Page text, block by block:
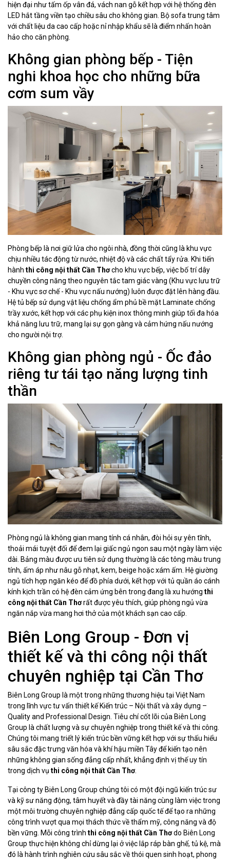
hiện đại như tấm ốp vân đá, vách nan gỗ kết hợp với hệ thống đèn
LED hắt tầng viền tạo chiều sâu cho không gian. Bộ sofa trung tâm
với chất liệu da cao cấp hoặc nỉ nhập khẩu sẽ là điểm nhấn hoàn
hảo cho căn phòng.
Không gian phòng bếp - Tiện
nghi khoa học cho những bữa
cơm sum vầy
Phòng bếp là nơi giữ lửa cho ngôi nhà, đồng thời cũng là khu vực
chịu nhiều tác động từ nước, nhiệt độ và các chất tẩy rửa. Khi tiến
hành thi công nội thất Cần Thơcho khu vực bếp, việc bố trí dây
chuyền công năng theo nguyên tắc tam giác vàng (Khu vực lưu trữ
- Khu vực sơ chế - Khu vực nấu nướng) luôn được đặt lên hàng đầu.
Hệ tủ bếp sử dụng vật liệu chống ẩm phủ bề mặt Laminate chống
trầy xước, kết hợp với các phụ kiện inox thông minh giúp tối đa hóa
khả năng lưu trữ, mang lại sự gọn gàng và cảm hứng nấu nướng
cho người nội trợ.
Không gian phòng ngủ - Ốc đảo
riêng tư tái tạo năng lượng tinh
thần
Phòng ngủ là không gian mang tính cá nhân, đòi hỏi sự yên tĩnh,
thoải mái tuyệt đối để đem lại giấc ngủ ngon sau một ngày làm việc
dài. Bảng màu được ưu tiên sử dụng thường là các tông màu trung
tính, ấm áp như nâu gỗ nhạt, kem, beige hoặc xám ấm. Hệ giường
ngủ tích hợp ngăn kéo để đồ phía dưới, kết hợp với tủ quần áo cánh
kính kịch trần có hệ đèn cảm ứng bên trong đang là xu hướng thi
công nội thất Cần Thơrất được yêu thích, giúp phòng ngủ vừa
ngăn nắp vừa mang hơi thở của một khách sạn cao cấp.
Biên Long Group - Đơn vị
thiết kế và thi công nội thất
chuyên nghiệp tại Cần Thơ
Biên Long Group là một trong những thương hiệu tại Việt Nam
trong lĩnh vực tư vấn thiết kế Kiến trúc – Nội thất và xây dựng –
Quality and Professional Design. Tiêu chí cốt lõi của Biên Long
Group là chất lượng và sự chuyên nghiệp trong thiết kế và thi công.
Chúng tôi mang triết lý kiến trúc bền vững kết hợp với sự thấu hiểu
sâu sắc đặc trưng văn hóa và khí hậu miền Tây để kiến tạo nên
những không gian sống đẳng cấp nhất, khẳng định vị thế uy tín
trong dịch vụ thi công nội thất Cần Thơ.
Tại công ty Biên Long Group chúng tôi có một đội ngũ kiến trúc sư
và kỹ sư năng động, tâm huyết và đầy tài năng cùng làm việc trong
một môi trường chuyên nghiệp đẳng cấp quốc tế để tạo ra những
công trình vượt qua mọi thách thức về thẩm mỹ, công năng và độ
bền vững. Mỗi công trình thi công nội thất Cần Thơdo Biên Long
Group thực hiện không chỉ dừng lại ở việc lắp ráp bàn ghế, tủ kệ, mà
đó là hành trình nghiên cứu sâu sắc về thói quen sinh hoạt, phong